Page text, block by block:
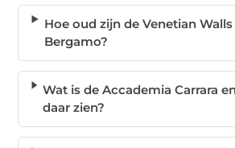
Hoe oud zijn de Venetian
Bergamo?
Wat is de Accademia Carrara
daar zien?